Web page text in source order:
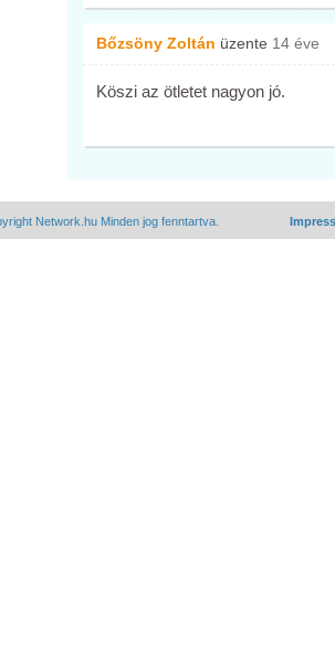
Bőzsöny Zoltán üzente 14 éve
Köszi az ötletet nagyon jó.
Network.hu Minden jog fenntartva.